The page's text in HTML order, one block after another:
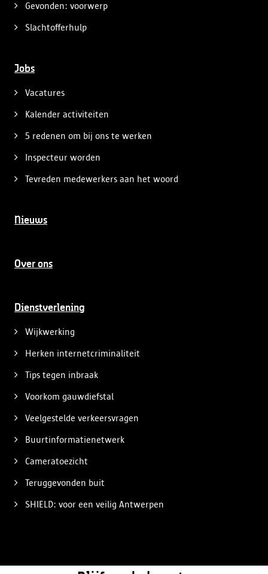
Gevonden: voorwerp
Slachtofferhulp
Jobs
Vacatures
Kalender activiteiten
5 redenen om bij ons te werken
Inspecteur worden
Tevreden medewerkers aan het woord
Nieuws
Over ons
Dienstverlening
Wijkwerking
Herken internetcriminaliteit
Tips tegen inbraak
Voorkom gauwdiefstal
Veelgestelde verkeersvragen
Buurtinformatienetwerk
Cameratoezicht
Teruggevonden buit
SHIELD: voor een veilig Antwerpen